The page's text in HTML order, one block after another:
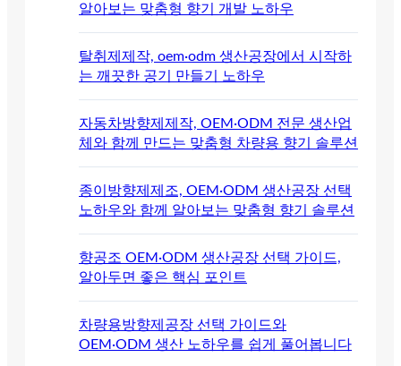
알아보는 맞춤형 향기 개발 노하우
탈취제제작, oem·odm 생산공장에서 시작하
는 깨끗한 공기 만들기 노하우
자동차방향제제작, OEM·ODM 전문 생산업
체와 함께 만드는 맞춤형 차량용 향기 솔루션
종이방향제제조, OEM·ODM 생산공장 선택
노하우와 함께 알아보는 맞춤형 향기 솔루션
향공조 OEM·ODM 생산공장 선택 가이드,
알아두면 좋은 핵심 포인트
차량용방향제공장 선택 가이드와
OEM·ODM 생산 노하우를 쉽게 풀어봅니다